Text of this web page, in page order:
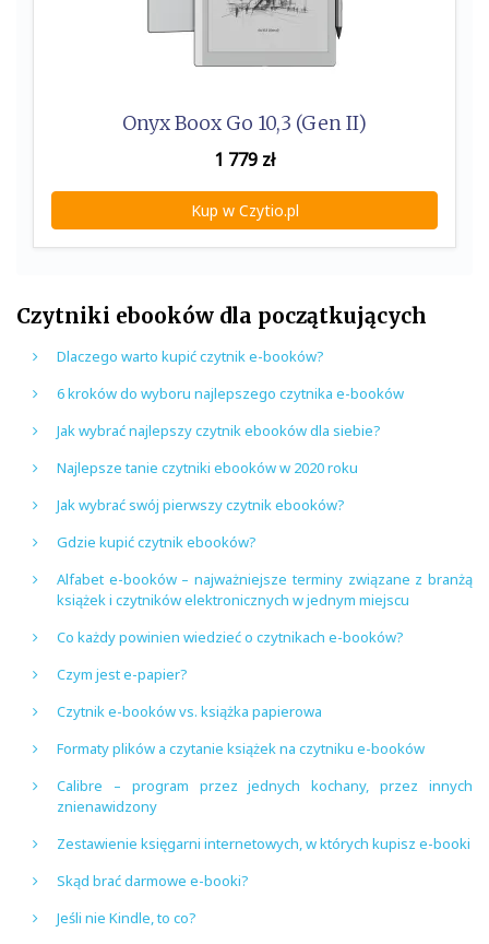
Onyx Boox Go 10,3 (Gen II)
1 779 zł
Kup w Czytio.pl
Czytniki ebooków dla początkujących
Dlaczego warto kupić czytnik e-booków?
6 kroków do wyboru najlepszego czytnika e-booków
Jak wybrać najlepszy czytnik ebooków dla siebie?
Najlepsze tanie czytniki ebooków w 2020 roku
Jak wybrać swój pierwszy czytnik ebooków?
Gdzie kupić czytnik ebooków?
Alfabet e-booków – najważniejsze terminy związane z branżą
książek i czytników elektronicznych w jednym miejscu
Co każdy powinien wiedzieć o czytnikach e-booków?
Czym jest e-papier?
Czytnik e-booków vs. książka papierowa
Formaty plików a czytanie książek na czytniku e-booków
Calibre – program przez jednych kochany, przez innych
znienawidzony
Zestawienie księgarni internetowych, w których kupisz e-booki
Skąd brać darmowe e-booki?
Jeśli nie Kindle, to co?